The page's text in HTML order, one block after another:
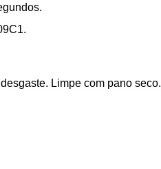
Limpe com pano seco.